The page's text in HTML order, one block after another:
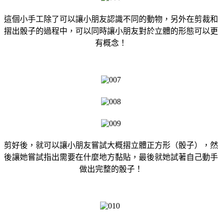
這個小手工除了可以讓小朋友認識不同的動物，另外在剪裁和
摺出骰子的過程中，可以同時讓小朋友對於立體的形態可以更
有概念！
剪好後，就可以讓小朋友嘗試大概摺立體正方形（骰子），然
後讓她嘗試指出需要在什麼地方黏貼，最後就她試著自己動手
做出完整的骰子！